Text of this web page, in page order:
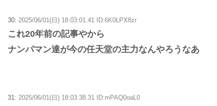
30: 2025/06/01(日) 18:03:01.41 ID:6K0LPX8zr
これ20年前の記事やから
ナンパマン達が今の任天堂の主力なんやろうなあ
31: 2025/06/01(日) 18:03:38.31 ID:mPAQ0oaL0